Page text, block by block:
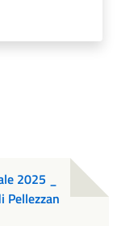
2025 _
Pellezzan